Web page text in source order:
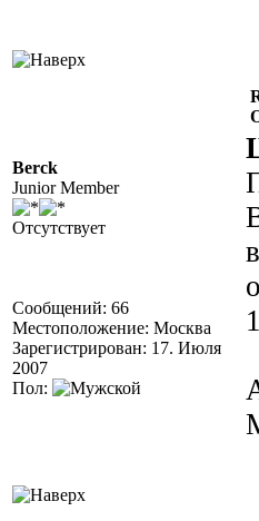
Berck
Junior Member
Отсутствует
Сообщений: 66
Местоположение: Москва
Зарегистрирован: 17. Июля
2007
Пол:
1